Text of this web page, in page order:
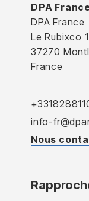
DPA
DPA France
Le Rubixco
37270
France
info-
Nous